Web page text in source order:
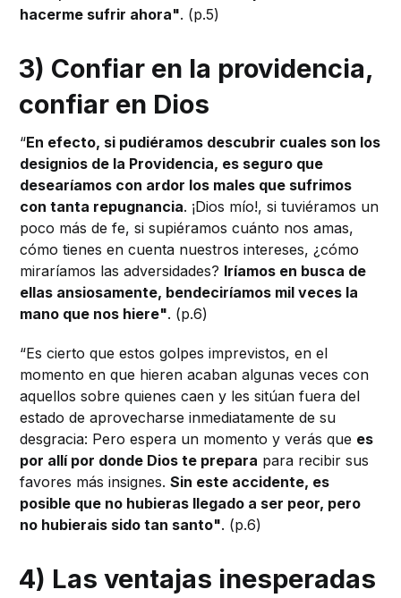
hacerme sufrir ahora". (p.5)
3) Confiar en la providencia,
confiar en Dios
“En efecto, si pudiéramos descubrir cuales son los
designios de la Providencia, es seguro que
desearíamos con ardor los males que sufrimos
con tanta repugnancia. ¡Dios mío!, si tuviéramos un
poco más de fe, si supiéramos cuánto nos amas,
cómo tienes en cuenta nuestros intereses, ¿cómo
miraríamos las adversidades? Iríamos en busca de
ellas ansiosamente, bendeciríamos mil veces la
mano que nos hiere". (p.6)
“Es cierto que estos golpes imprevistos, en el
momento en que hieren acaban algunas veces con
aquellos sobre quienes caen y les sitúan fuera del
estado de aprovecharse inmediatamente de su
desgracia: Pero espera un momento y verás que es
por allí por donde Dios te prepara para recibir sus
favores más insignes.Sin este accidente, es
posible que no hubieras llegado a ser peor, pero
no hubierais sido tan santo". (p.6)
4) Las ventajas inesperadas